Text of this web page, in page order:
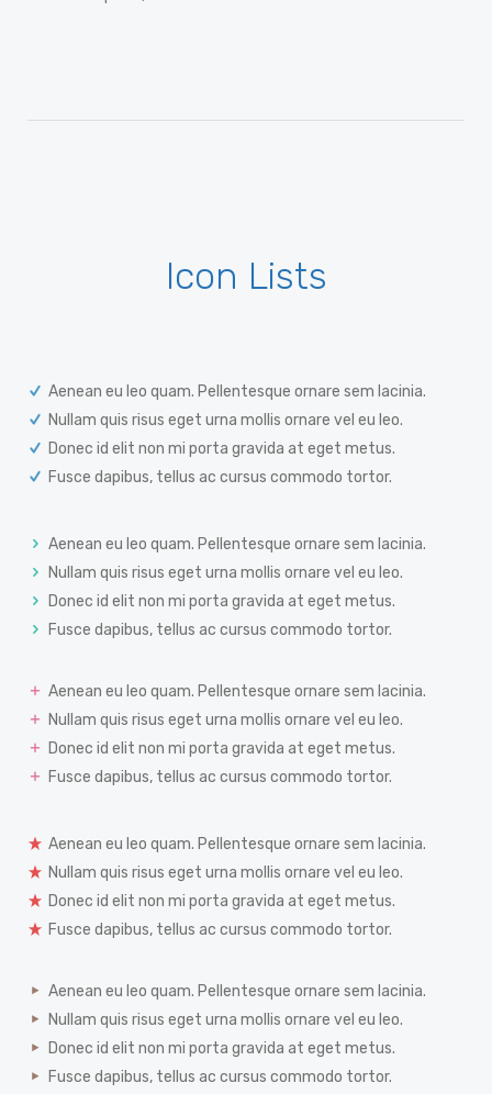
Icon Lists
Aenean eu leo quam. Pellentesque ornare sem lacinia.
Nullam quis risus eget urna mollis ornare vel eu leo.
Donec id elit non mi porta gravida at eget metus.
Fusce dapibus, tellus ac cursus commodo tortor.
Aenean eu leo quam. Pellentesque ornare sem lacinia.
Nullam quis risus eget urna mollis ornare vel eu leo.
Donec id elit non mi porta gravida at eget metus.
Fusce dapibus, tellus ac cursus commodo tortor.
Aenean eu leo quam. Pellentesque ornare sem lacinia.
Nullam quis risus eget urna mollis ornare vel eu leo.
Donec id elit non mi porta gravida at eget metus.
Fusce dapibus, tellus ac cursus commodo tortor.
Aenean eu leo quam. Pellentesque ornare sem lacinia.
Nullam quis risus eget urna mollis ornare vel eu leo.
Donec id elit non mi porta gravida at eget metus.
Fusce dapibus, tellus ac cursus commodo tortor.
Aenean eu leo quam. Pellentesque ornare sem lacinia.
Nullam quis risus eget urna mollis ornare vel eu leo.
Donec id elit non mi porta gravida at eget metus.
Fusce dapibus, tellus ac cursus commodo tortor.